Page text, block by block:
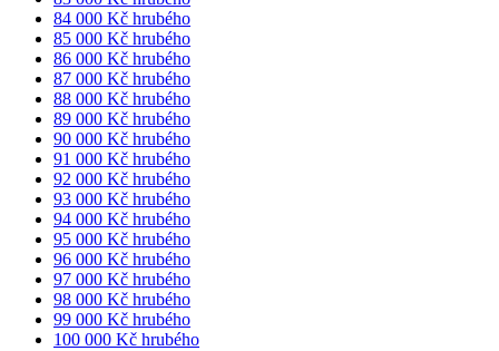
84 000 Kč hrubého
85 000 Kč hrubého
86 000 Kč hrubého
87 000 Kč hrubého
88 000 Kč hrubého
89 000 Kč hrubého
90 000 Kč hrubého
91 000 Kč hrubého
92 000 Kč hrubého
93 000 Kč hrubého
94 000 Kč hrubého
95 000 Kč hrubého
96 000 Kč hrubého
97 000 Kč hrubého
98 000 Kč hrubého
99 000 Kč hrubého
100 000 Kč hrubého